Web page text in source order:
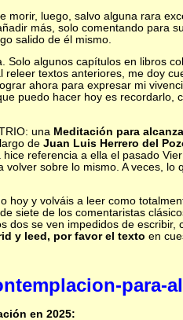
morir, luego, salvo alguna rara
más, solo comentando para
salido de él mismo.
algunos capítulos en libros
textos anteriores, me doy
ahora para expresar mi
puedo hacer hoy es recordarlo,
una Meditación para
de Juan Luis Herrero del
referencia a ella el pasado
sobre lo mismo. A veces, lo
hoy y volváis a leer como
siete de los comentaristas
dos se ven impedidos de escribir,
y leed, por favor el texto en
para-
en 2025: